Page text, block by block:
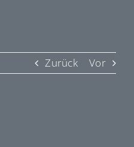
Zurück Vor